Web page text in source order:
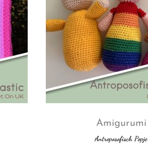
Amigurumi
Antroposofisch Popje